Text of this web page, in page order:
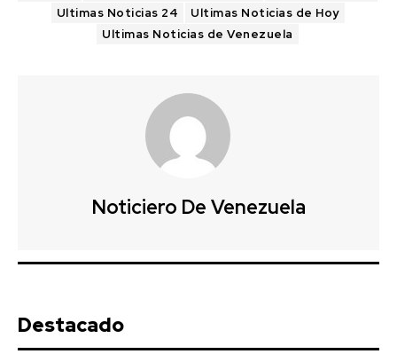
Ultimas Noticias 24
Ultimas Noticias de Hoy
Ultimas Noticias de Venezuela
Noticiero De Venezuela
Destacado